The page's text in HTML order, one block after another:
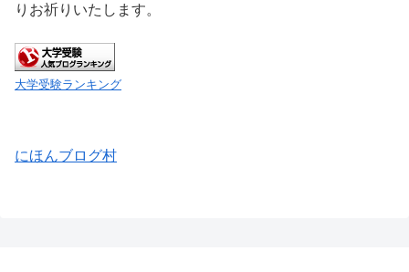
りお祈りいたします。
大学受験ランキング
にほんブログ村